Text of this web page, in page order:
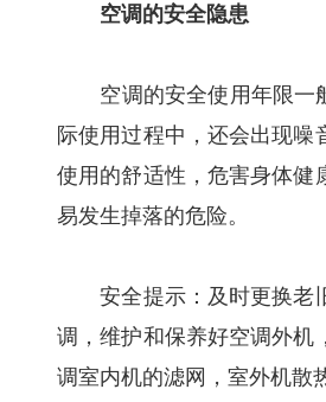
空调的安全隐患
空调的安全使用年限一般
际使用过程中，还会出现
使用的舒适性，危害身体健
易发生掉落的危险。
安全提示：及时更换老旧
调，维护和保养好空调外机
调室内机的滤网，室外机散